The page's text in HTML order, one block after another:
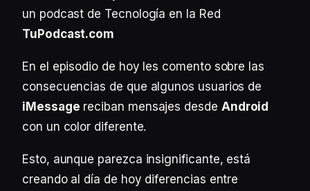
un podcast de Tecnología en la Red
TuPodcast.com
En el episodio de hoy les comento sobre las
consecuencias de que algunos usuarios de
iMessage reciban mensajes desde Android
con un color diferente.
Esto, aunque parezca insignificante, está
creando al día de hoy diferencias entre